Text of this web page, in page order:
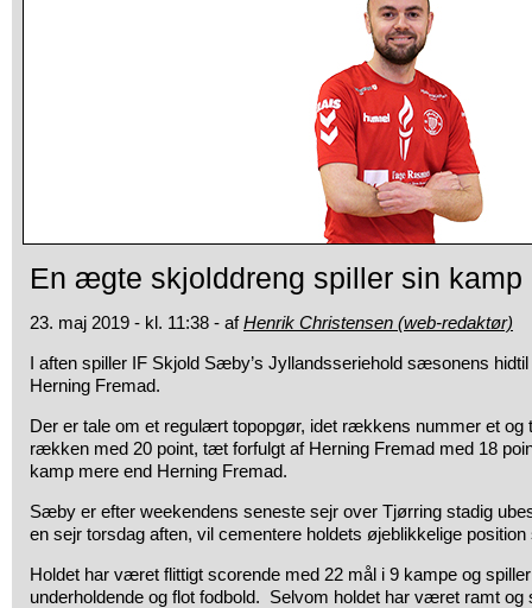
En ægte skjolddreng spiller sin kamp
23. maj 2019 - kl. 11:38 - afHenrik Christensen (web-redaktør)
I aften spiller IF Skjold Sæby’s Jyllandsseriehold sæsonens
Herning Fremad.
Der er tale om et regulært topopgør, idet rækkens nummer et
rækken med 20 point, tæt forfulgt af Herning Fremad med 18
kamp mere end Herning Fremad.
Sæby er efter weekendens seneste sejr over Tjørring stadig
en sejr torsdag aften, vil cementere holdets øjeblikkelige
Holdet har været flittigt scorende med 22 mål i 9 kampe og
underholdende og flot fodbold. Selvom holdet har været ramt og